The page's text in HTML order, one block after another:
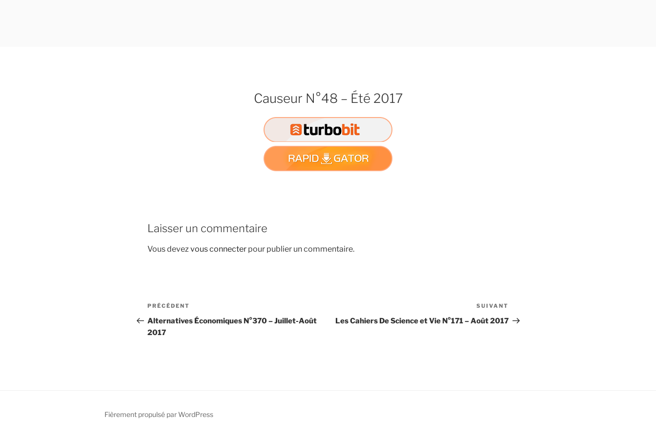
Causeur N°48 – Été 2017
Laisser un commentaire
Vous devezvous connecter pour publier un commentaire.
Navigation
de
l’article
Article
précédent
PRÉCÉDENT
Alternatives Économiques N°370 – Juillet-Août
2017
suivant
SUIVANT
Les Cahiers De Science et Vie N°171 – Août 2017
Fièrement propulsé par WordPress